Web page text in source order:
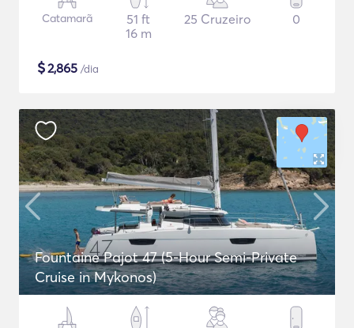
Catamarã
51 ft
16 m
25 Cruzeiro 0
$2,865 /dia
Fountaine Pajot 47 (5-Hour Semi-Private
Cruise in Mykonos)